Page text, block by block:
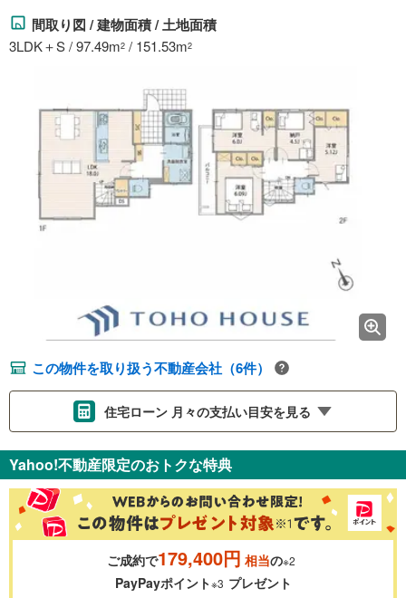
間取り図 / 建物面積 / 土地面積
3LDK＋S / 97.49m2 / 151.53m2
この物件を取り扱う不動産会社（6件）
住宅ローン 月々の支払い目安を見る
金利 ％
0.01%
Yahoo!不動産限定のおトクな特典
ご成約で179,400円 相当の※2
PayPayポイント※3 プレゼント